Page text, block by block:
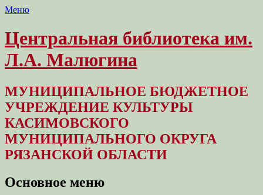
Меню
Центральная библиотека им.
Л.А. Малюгина
МУНИЦИПАЛЬНОЕ БЮДЖЕТНОЕ
УЧРЕЖДЕНИЕ КУЛЬТУРЫ
КАСИМОВСКОГО
МУНИЦИПАЛЬНОГО ОКРУГА
РЯЗАНСКОЙ ОБЛАСТИ
Основное меню